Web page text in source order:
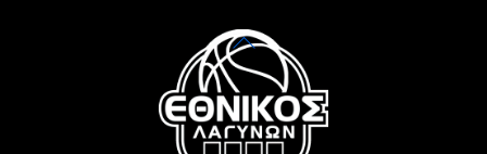
Back
To
Top